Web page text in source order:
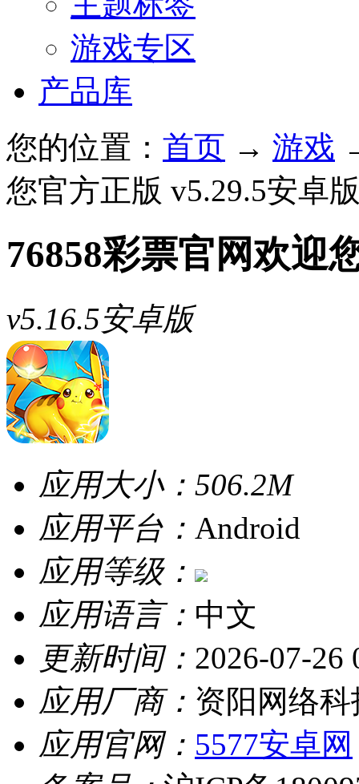
游戏专区
产品库
您的位置： 首页 → 游戏
您官方正版 v5.29.5安卓
76858彩票官网欢迎
v5.16.5安卓版
应用大小： 506.2M
应用平台： Android
应用等级：
应用语言： 中文
更新时间： 2026-07-26
应用厂商： 资阳网络
应用官网： 5577安卓网